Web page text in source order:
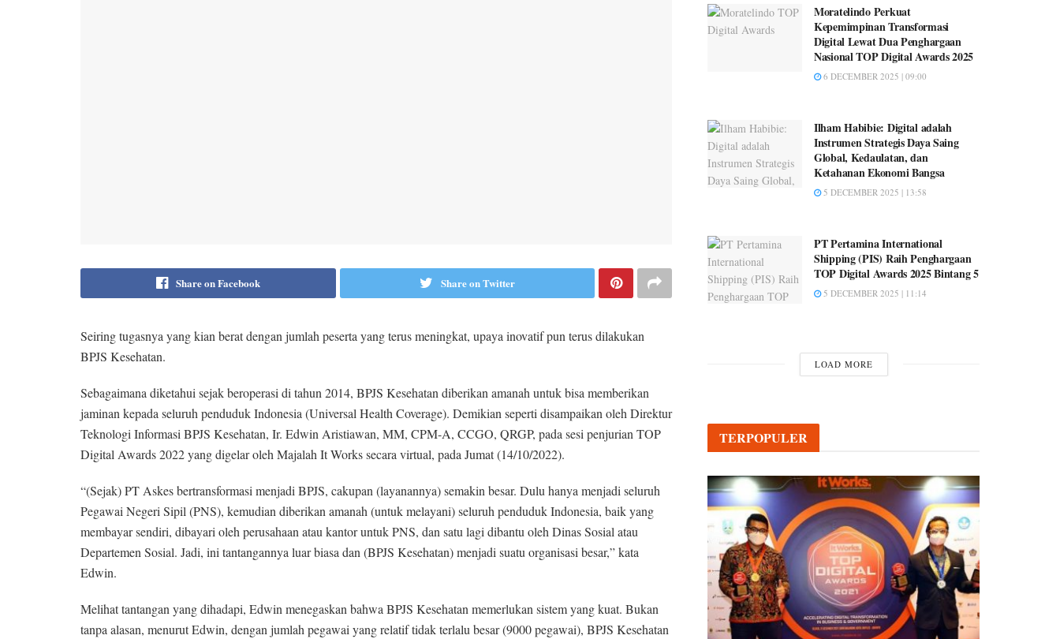
Share on Facebook Share on Twitter
Seiring tugasnya yang kian berat dengan jumlah peserta yang terus meningkat, upaya inovatif pun terus dilakukan
BPJS Kesehatan.
Sebagaimana diketahui sejak beroperasi di tahun 2014, BPJS Kesehatan diberikan amanah untuk bisa memberikan
jaminan kepada seluruh penduduk Indonesia (Universal Health Coverage). Demikian seperti disampaikan oleh Direktur
Teknologi Informasi BPJS Kesehatan, Ir. Edwin Aristiawan, MM, CPM-A, CCGO, QRGP, pada sesi penjurian TOP
Digital Awards 2022 yang digelar oleh Majalah It Works secara virtual, pada Jumat (14/10/2022).
“(Sejak) PT Askes bertransformasi menjadi BPJS, cakupan (layanannya) semakin besar. Dulu hanya menjadi seluruh
Pegawai Negeri Sipil (PNS), kemudian diberikan amanah (untuk melayani) seluruh penduduk Indonesia, baik yang
membayar sendiri, dibayari oleh perusahaan atau kantor untuk PNS, dan satu lagi dibantu oleh Dinas Sosial atau
Departemen Sosial. Jadi, ini tantangannya luar biasa dan (BPJS Kesehatan) menjadi suatu organisasi besar,” kata
Edwin.
Melihat tantangan yang dihadapi, Edwin menegaskan bahwa BPJS Kesehatan memerlukan sistem yang kuat. Bukan
tanpa alasan, menurut Edwin, dengan jumlah pegawai yang relatif tidak terlalu besar (9000 pegawai), BPJS Kesehatan
Moratelindo Perkuat
Kepemimpinan Transformasi
Digital Lewat Dua Penghargaan
Nasional TOP Digital Awards 2025
6 DECEMBER 2025 | 09:00
Ilham Habibie: Digital adalah
Instrumen Strategis Daya Saing
Global, Kedaulatan, dan
Ketahanan Ekonomi Bangsa
5 DECEMBER 2025 | 13:58
PT Pertamina International
Shipping (PIS) Raih Penghargaan
TOP Digital Awards 2025 Bintang 5
5 DECEMBER 2025 | 11:14
LOAD MORE
TERPOPULER